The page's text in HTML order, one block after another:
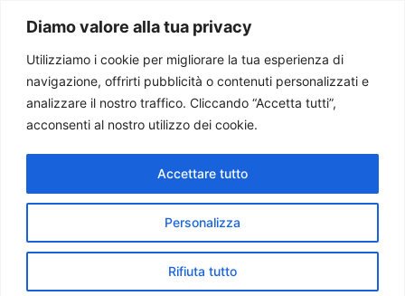
Diamo valore alla tua privacy
Utilizziamo i cookie per migliorare la tua esperienza di
navigazione, offrirti pubblicità o contenuti personalizzati e
analizzare il nostro traffico. Cliccando “Accetta tutti”,
acconsenti al nostro utilizzo dei cookie.
Personalizza
Rifiuta tutto
Accettare tutto
Paolo Ondarza
Tag:claustrali
Santa Chiara d’Assisi. Il
Signore era il suo “tutto”